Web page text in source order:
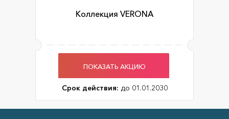
Коллекция VERONA
ПОКАЗАТЬ АКЦИЮ
Срок действия: до 01.01.2030